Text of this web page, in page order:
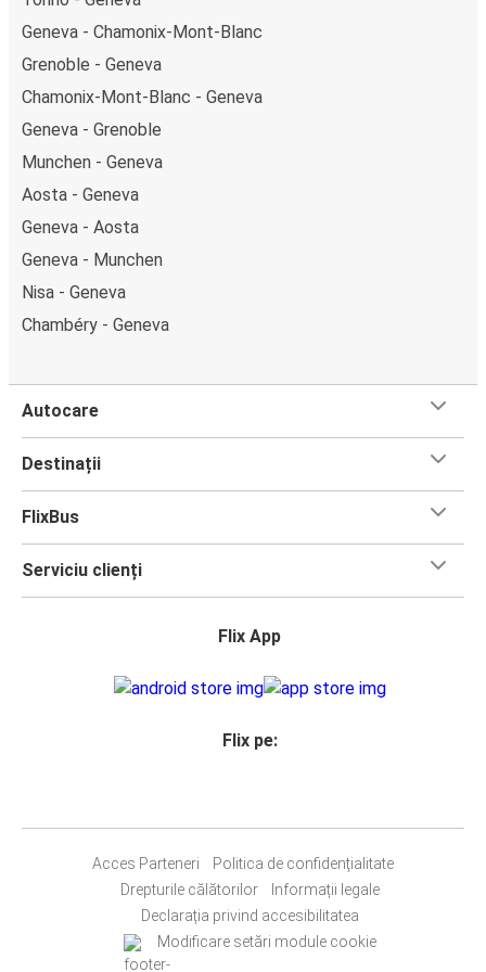
Geneva - Chamonix-Mont-Blanc
Grenoble - Geneva
Chamonix-Mont-Blanc - Geneva
Geneva - Grenoble
Munchen - Geneva
Aosta - Geneva
Geneva - Aosta
Geneva - Munchen
Nisa - Geneva
Chambéry - Geneva
Autocare
Destinații
FlixBus
Serviciu clienți
Flix App
Flix pe:
Acces Parteneri
Politica de confidențialitate
Drepturile călătorilor
Informații legale
Declarația privind accesibilitatea
Modificare setări module cookie